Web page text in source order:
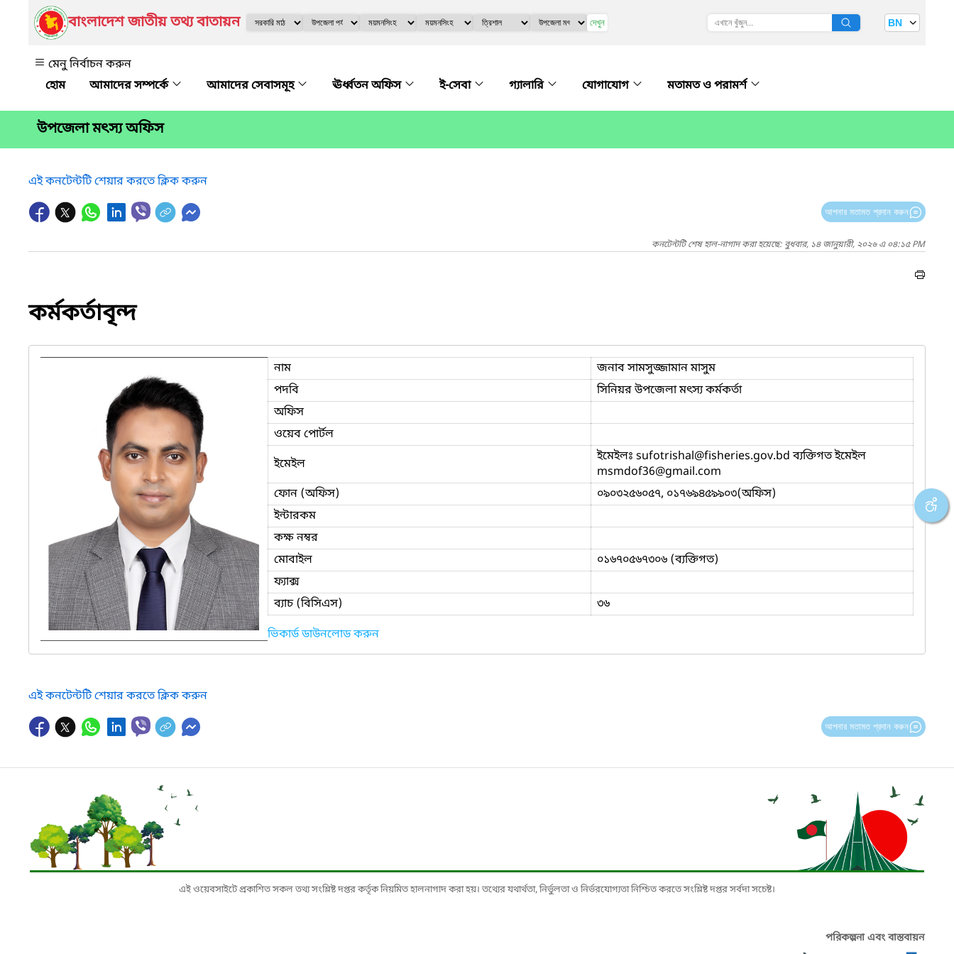
বাংলাদেশ জাতীয় তথ্য বাতায়ন দেখুন BN
মেনু নির্বাচন করুন
আমাদের সম্পর্কে
আমাদের সেবাসমূহ ঊর্ধ্বতন অফিস ই-সেবা গ্যালারি যোগাযোগ মতামত ও পরামর্শ
উপজেলা মৎস্য অফিস
এই কনটেন্টটি শেয়ার করতে ক্লিক করুন
আপনার মতামত প্রদান করুন
কনটেন্টটি শেষ হাল-নাগাদ করা হয়েছে: বুধবার, ১৪ জানুয়ারী, ২০২৬ এ ০৪:১৫ PM
কর্মকর্তাবৃন্দ
নাম
জনাব সামসুজ্জামান মাসুম
পদবি
সিনিয়র উপজেলা মৎস্য কর্মকর্তা
অফিস
ওয়েব পোর্টল
ইমেইল
ইমেইলঃ sufotrishal@fisheries.gov.bd ব্যক্তিগত ইমেইল
msmdof36@gmail.com
ফোন (অফিস)
০৯০৩২৫৬০৫৭, ০১৭৬৯৪৫৯৯০৩(অফিস)
ইন্টারকম
কক্ষ নম্বর
মোবাইল
০১৬৭০৫৬৭৩০৬ (ব্যক্তিগত)
ফ্যাক্স
ব্যাচ (বিসিএস)
৩৬
ভিকার্ড ডাউনলোড করুন
এই কনটেন্টটি শেয়ার করতে ক্লিক করুন
আপনার মতামত প্রদান করুন
এই ওয়েবসাইটে প্রকাশিত সকল তথ্য সংশ্লিষ্ট দপ্তর কর্তৃক নিয়মিত হালনাগাদ করা হয়। তথ্যের যথার্থতা, নির্ভুলতা ও নির্ভরযোগ্যতা নিশ্চিত করতে সংশ্লিষ্ট দপ্তর সর্বদা সচেষ্ট।
পরিকল্পনা এবং বাস্তবায়ন